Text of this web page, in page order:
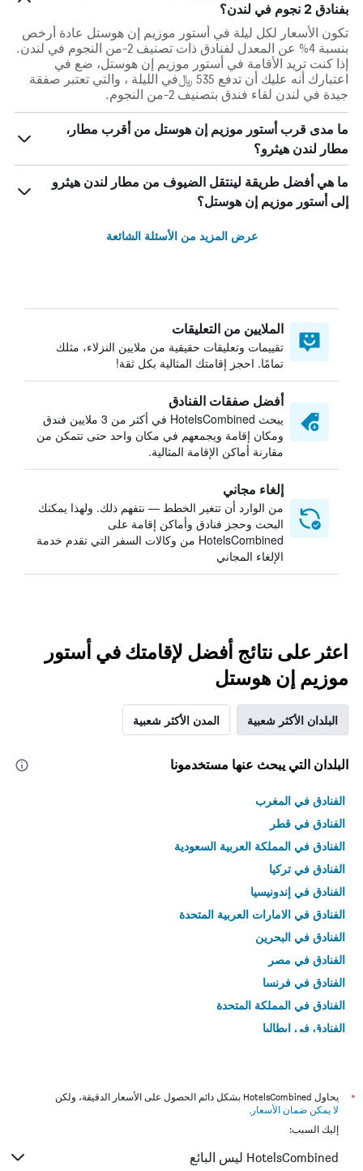
بفنادق 2 نجوم في لندن؟
تكون الأسعار لكل ليلة في أستور موزيم إن هوستل عادة أرخص
بنسبة 4% عن المعدل لفنادق ذات تصنيف 2-من النجوم في لندن.
إذا كنت تريد الأقامة في أستور موزيم إن هوستل، ضع في
اعتبارك أنه عليك أن تدفع 535 ﷼في الليلة ، والتي تعتبر صفقة
جيدة في لندن لقاء فندق بتصنيف 2-من النجوم.
ما مدى قرب أستور موزيم إن هوستل من أقرب مطار،
مطار لندن هيثرو؟
ما هي أفضل طريقة لينتقل الضيوف من مطار لندن هيثرو
إلى أستور موزيم إن هوستل؟
عرض المزيد من الأسئلة الشائعة
الملايين من التعليقات
تقييمات وتعليقات حقيقية من ملايين النزلاء، مثلك
تمامًا. احجز إقامتك المثالية بكل ثقة!
أفضل صفقات الفنادق
يبحث HotelsCombined في أكثر من 3 ملايين فندق
ومكان إقامة ويجمعهم في مكان واحد حتى تتمكن من
مقارنة أماكن الإقامة المثالية.
إلغاء مجاني
من الوارد أن تتغير الخطط — نتفهم ذلك. ولهذا يمكنك
البحث وحجز فنادق وأماكن إقامة على
HotelsCombined من وكالات السفر التي تقدم خدمة
الإلغاء المجاني
اعثر على نتائج أفضل لإقامتك في أستور
موزيم إن هوستل
البلدان الأكثر شعبية المدن الأكثر شعبية
البلدان التي يبحث عنها مستخدمونا
الفنادق في المغرب
الفنادق في قطر
الفنادق في المملكة العربية السعودية
الفنادق في تركيا
الفنادق في إندونيسيا
الفنادق في الامارات العربية المتحدة
الفنادق في البحرين
الفنادق في مصر
الفنادق في فرنسا
الفنادق في المملكة المتحدة
الفنادق في إيطاليا
*
يحاول HotelsCombined بشكل دائم الحصول على الأسعار الدقيقة، ولكن
لا يمكن ضمان الأسعار .
إليك السبب:
HotelsCombined ليس البائع